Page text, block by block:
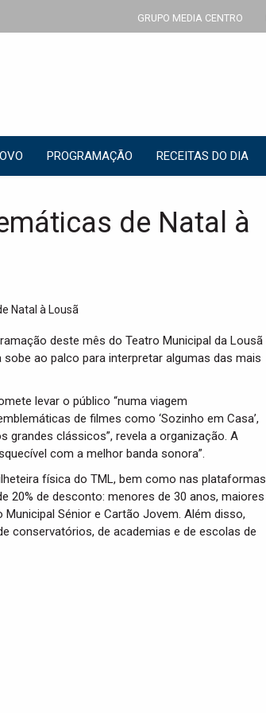
GRUPO MEDIA CENTRO
PROGRAMAÇÃO RECEITAS DO DIA
de Natal à
deste mês do Teatro Municipal da Lousã
ao palco para interpretar algumas das mais
levar o público “numa viagem
de filmes como ‘Sozinho em Casa’,
grandes clássicos”, revela a organização. A
com a melhor banda sonora”.
física do TML, bem como nas plataformas
20% de desconto: menores de 30 anos, maiores
Sénior e Cartão Jovem. Além disso,
conservatórios, de academias e de escolas de